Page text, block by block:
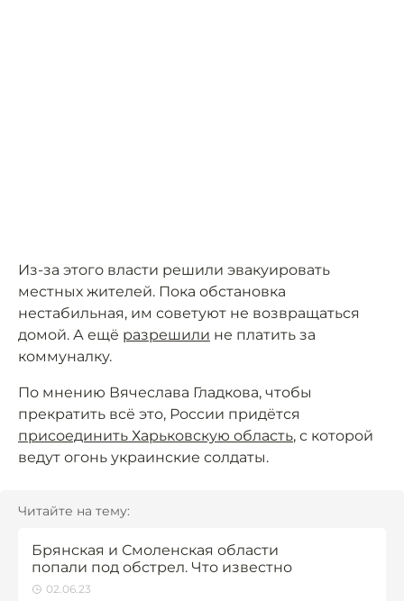
Из-за этого власти решили эвакуировать
местных жителей. Пока обстановка
нестабильная, им советуют не возвращаться
домой. А ещё разрешили не платить за
коммуналку.
По мнению Вячеслава Гладкова, чтобы
прекратить всё это, России придётся
присоединить Харьковскую область, с которой
ведут огонь украинские солдаты.
Читайте на тему:
Брянская и Смоленская области
попали под обстрел. Что известно
02.06.23